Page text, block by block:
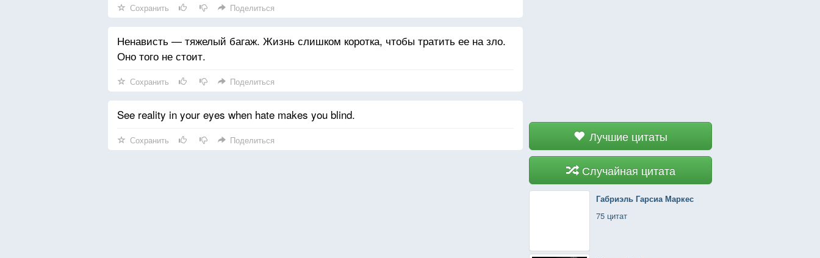
Лучшие цитаты
Случайная цитата
Габриэль Гарсиа Маркес
75 цитат
Сохранить Поделиться
Ненависть — тяжелый багаж. Жизнь слишком коротка, чтобы тратить ее на зло.
Оно того не стоит.
Сохранить Поделиться
See reality in your eyes when hate makes you blind.
Сохранить Поделиться